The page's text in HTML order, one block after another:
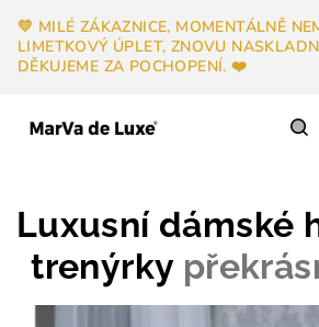
obsah
💛 MILÉ ZÁKAZNICE, MOMENTÁLNĚ
LIMETKOVÝ ÚPLET, ZNOVU
DĚKUJEME ZA POCHOPENÍ. ❤️
Luxusní dámské
trenýrky